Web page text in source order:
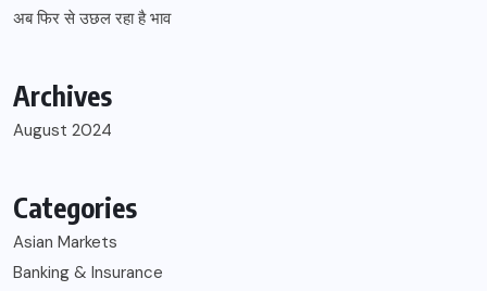
अब फिर से उछल रहा है भाव
Archives
August 2024
Categories
Asian Markets
Banking & Insurance